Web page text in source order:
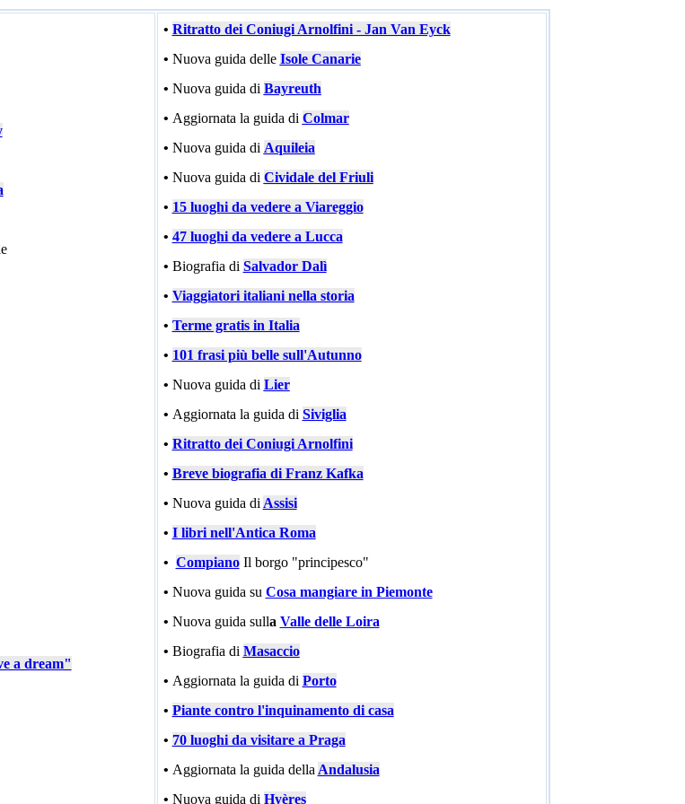
a dream"
• Ritratto dei Coniugi Arnolfini - Jan Van Eyck
• Nuova guida delle Isole Canarie
• Nuova guida di Bayreuth
• Aggiornata la guida di Colmar
• Nuova guida di Aquileia
• Nuova guida di Cividale del Friuli
• 15 luoghi da vedere a Viareggio
• 47 luoghi da vedere a Lucca
• Biografia di Salvador Dalì
• Viaggiatori italiani nella storia
• Terme gratis in Italia
• 101 frasi più belle sull'Autunno
• Nuova guida di Lier
• Aggiornata la guida di Siviglia
• Ritratto dei Coniugi Arnolfini
• Breve biografia di Franz Kafka
• Nuova guida di Assisi
• I libri nell'Antica Roma
• Compiano Il borgo "principesco"
• Nuova guida su Cosa mangiare in Piemonte
• Nuova guida sulla Valle delle Loira
• Biografia di Masaccio
• Aggiornata la guida di Porto
• Piante contro l'inquinamento di casa
• 70 luoghi da visitare a Praga
• Aggiornata la guida della Andalusia
• Nuova guida di Hyères